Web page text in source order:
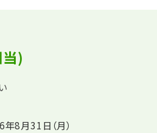
)
8月31日（月）